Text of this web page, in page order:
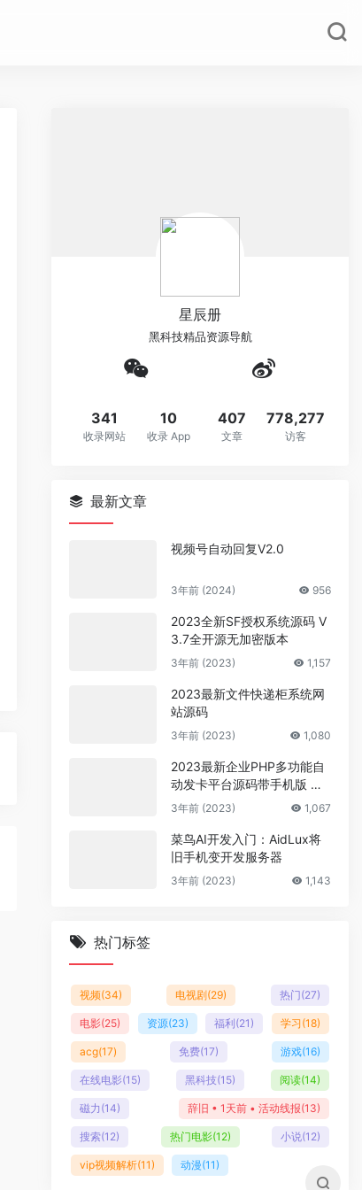
星辰册
黑科技精品资源导航
341
收录网站
10
收录 App
407
文章
778,277
访客
最新文章
视频号自动回复V2.0
3年前 (2024) 956
2023全新SF授权系统源码 V
3.7全开源无加密版本
3年前 (2023) 1,157
2023最新文件快递柜系统网
站源码
3年前 (2023) 1,080
2023最新企业PHP多功能自
动发卡平台源码带手机版 带
多套商户模板
3年前 (2023) 1,067
菜鸟AI开发入门：AidLux将
旧手机变开发服务器
3年前 (2023) 1,143
热门标签
视频(34) 电视剧(29) 热门(27)
电影(25) 资源(23) 福利(21) 学习(18)
acg(17) 免费(17) 游戏(16)
在线电影(15) 黑科技(15) 阅读(14)
磁力 (14) 辞旧 • 1天前 • 活动线报(13)
搜索(12) 热门电影(12) 小说(12)
vip视频解析(11) 动漫(11)